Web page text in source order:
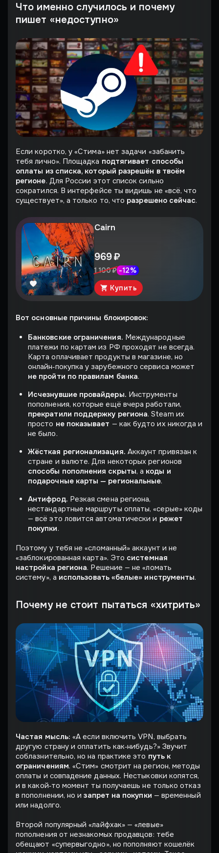
Что именно случилось и почему
пишет «недоступно»
Если коротко, у «Стима» нет задачи «забанить
тебя лично». Площадка подтягивает способы
оплаты из списка, который разрешён в твоём
регионе. Для России этот список сильно
сократился. В интерфейсе ты видишь не «всё, что
существует», а только то, что разрешено сейчас.
Cairn
969 ₽
1 100 ₽ -12%
Купить
Вот основные причины блокировок:
Банковские ограничения. Международные
платежи по картам из РФ проходят не всегда.
Карта оплачивает продукты в магазине, но
онлайн‑покупка у зарубежного сервиса может
не пройти по правилам банка.
Исчезнувшие провайдеры. Инструменты
пополнения, которые ещё вчера работали,
прекратили поддержку региона. Steam их
просто не показывает — как будто их никогда и
не было.
Жёсткая регионализация. Аккаунт привязан к
стране и валюте. Для некоторых регионов
способы пополнения скрыты, а коды и
подарочные карты — региональные.
Антифрод. Резкая смена региона,
нестандартные маршруты оплаты, «серые» коды
— всё это ловится автоматически и режет
покупки.
Поэтому у тебя не «сломанный» аккаунт и не
«заблокированная карта». Это системная
настройка региона. Решение — не «ломать
систему», а использовать «белые» инструменты.
Почему не стоит пытаться «хитрить»
Частая мысль: «А если включить VPN, выбрать
другую страну и оплатить как‑нибудь?» Звучит
соблазнительно, но на практике это путь к
ограничениям. «Стим» смотрит на регион, методы
оплаты и совпадение данных. Нестыковки копятся,
и в какой‑то момент ты получаешь не только отказ
в пополнении, но изапрет на покупки — временный
или надолго.
Второй популярный «лайфхак» — «левые»
пополнения от незнакомых продавцов: тебе
обещают «супервыгодно», но пополняют кошелёк